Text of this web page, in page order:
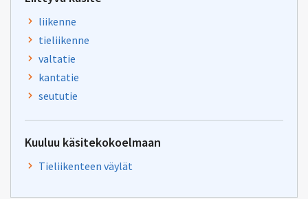
liikenne
tieliikenne
valtatie
kantatie
seututie
Kuuluu käsitekokoelmaan
Tieliikenteen väylät